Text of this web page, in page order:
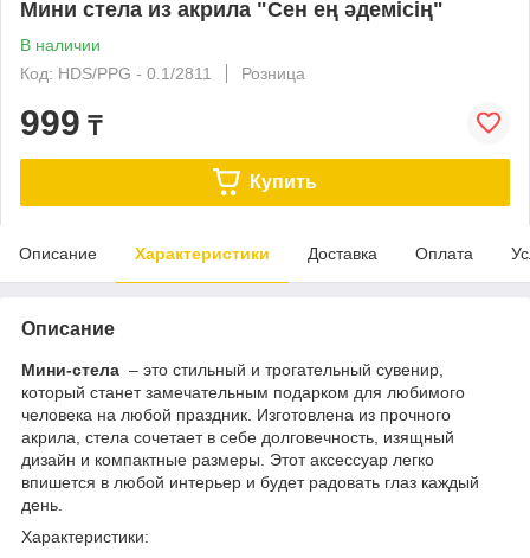
Мини стела из акрила "Сен ең әдемісің"
В наличии
Код: HDS/PPG - 0.1/2811
Розница
999 ₸
Купить
Описание Характеристики Доставка Оплата
Описание
Мини-стела – это стильный и трогательный сувенир,
который станет замечательным подарком для любимого
человека на любой праздник. Изготовлена из прочного
акрила, стела сочетает в себе долговечность, изящный
дизайн и компактные размеры. Этот аксессуар легко
впишется в любой интерьер и будет радовать глаз каждый
день.
Характеристики: